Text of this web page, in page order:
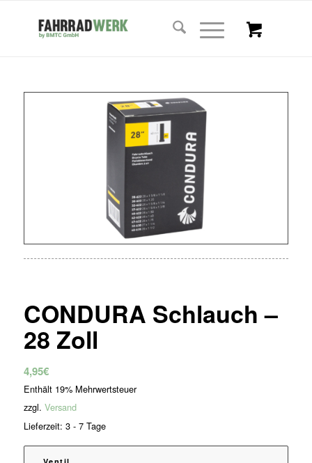
CONDURA Schlauch –
28 Zoll
4,95€
Enthält 19% Mehrwertsteuer
zzgl. Versand
Lieferzeit: 3 - 7 Tage